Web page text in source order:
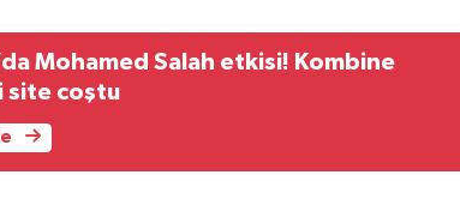
Mohamed Salah etkisi! Kombine
site coştu